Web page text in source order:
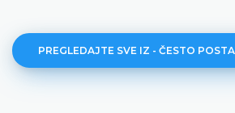
PREGLEDAJTE SVE IZ - ČESTO